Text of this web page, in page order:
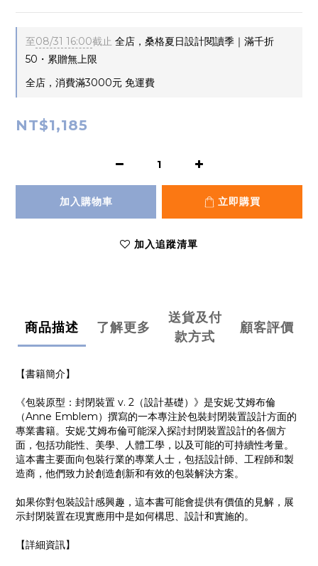
至08/31 16:00截止 全店，桑格夏日設計閱讀季｜滿千折
50・累贈無上限
全店，消費滿3000元 免運費
NT$1,185
加入購物車 立即購買
加入追蹤清單
商品描述 了解更多
送貨及付
款方式
顧客評價
【書籍簡介】
《包裝原型：封閉裝置 v. 2（設計基礎）》是安妮·艾姆布倫
（Anne Emblem）撰寫的一本專注於包裝封閉裝置設計方面的
專業書籍。安妮·艾姆布倫可能深入探討封閉裝置設計的各個方
面，包括功能性、美學、人體工學，以及可能的可持續性考量。
這本書主要面向包裝行業的專業人士，包括設計師、工程師和製
造商，他們致力於創造創新和有效的包裝解決方案。
如果你對包裝設計感興趣，這本書可能會提供有價值的見解，展
示封閉裝置在現實應用中是如何構思、設計和實施的。
【詳細資訊】